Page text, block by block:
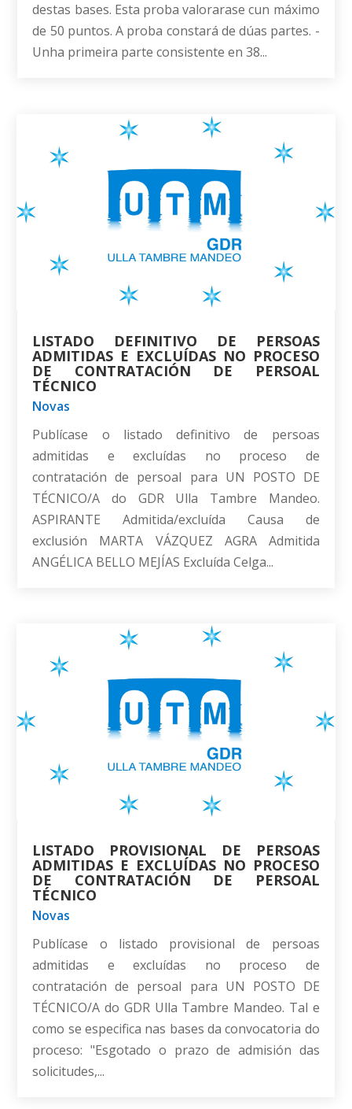
destas bases. Esta proba valorarase cun máximo
de 50 puntos. A proba constará de dúas partes. -
Unha primeira parte consistente en 38...
LISTADO DEFINITIVO DE PERSOAS
ADMITIDAS E EXCLUÍDAS NO PROCESO
DE CONTRATACIÓN DE PERSOAL
TÉCNICO
Novas
Publícase o listado definitivo de persoas
admitidas e excluídas no proceso de
contratación de persoal para UN POSTO DE
TÉCNICO/A do GDR Ulla Tambre Mandeo.
ASPIRANTE Admitida/excluída Causa de
exclusión MARTA VÁZQUEZ AGRA Admitida
ANGÉLICA BELLO MEJÍAS Excluída Celga...
LISTADO PROVISIONAL DE PERSOAS
ADMITIDAS E EXCLUÍDAS NO PROCESO
DE CONTRATACIÓN DE PERSOAL
TÉCNICO
Novas
Publícase o listado provisional de persoas
admitidas e excluídas no proceso de
contratación de persoal para UN POSTO DE
TÉCNICO/A do GDR Ulla Tambre Mandeo. Tal e
como se especifica nas bases da convocatoria do
proceso: "Esgotado o prazo de admisión das
solicitudes,...